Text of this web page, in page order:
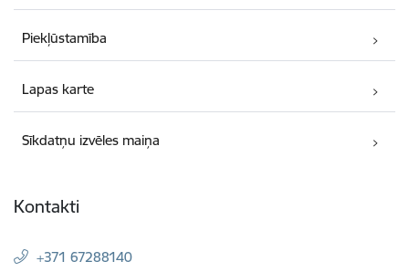
Piekļūstamība
Lapas karte
Sīkdatņu izvēles maiņa
Kontakti
+371 67288140